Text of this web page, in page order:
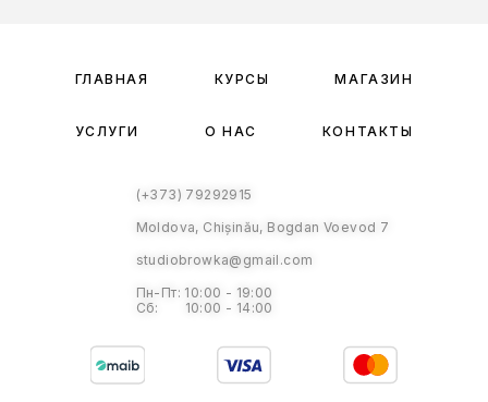
ГЛАВНАЯ КУРСЫ МАГАЗИН
УСЛУГИ О НАС КОНТАКТЫ
(+373) 79292915
Moldova, Chișinău, Bogdan Voevod 7
studiobrowka@gmail.com
Пн-Пт: 10:00 - 19:00
Сб: 10:00 - 14:00